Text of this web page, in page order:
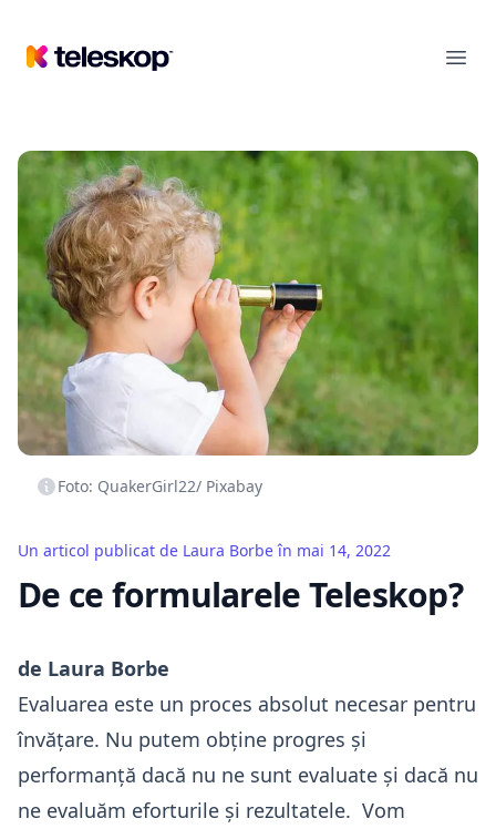
Teleskop
Foto: QuakerGirl22/ Pixabay
Un articol publicat de Laura Borbeîn mai 14, 2022
De ce formularele Teleskop?
de Laura Borbe
Evaluarea este un proces absolut necesar pentru
învățare. Nu putem obține progres și
performanță dacă nu ne sunt evaluate și dacă nu
ne evaluăm eforturile și rezultatele. Vom